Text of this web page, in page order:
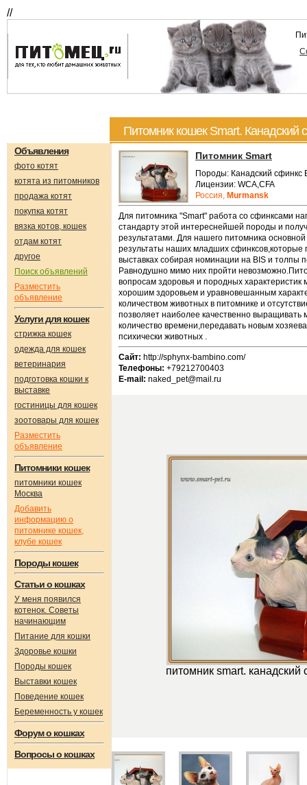
//
Питомник кошек Smart.
Объявления
фото котят
котята из питомников
продажа котят
покупка котят
вязка котов, кошек
отдам котят
другое
Поиск объявлений
Разместить
объявление
Услуги для кошек
стрижка кошек
одежда для кошек
ветеринария
подготовка кошки к
выставке
гостиницы для кошек
зоотовары для кошек
Разместить
объявление
Питомники кошек
питомники кошек
Москва
Добавить
информацию о
питомнике кошек,
клубе кошек
Породы кошек
Статьи о кошках
У меня появился
котенок. Советы
начинающим
Питание для кошки
Здоровье кошки
Породы кошек
Выставки кошек
Поведение кошек
Беременность у кошек
Форум о кошках
Вопросы о кошках
Питомник Smart
Породы: Канадский сфинкс
Лицензии: WCA,CFA
Россия, Murmansk
Для питомника "Smart" работа со сфинксами
стандарту этой интереснейшей породы и
результатами. Для нашего питомника
результаты наших младших сфинксов,которые
выставках собирая номинации на BIS и толпы
Равнодушно мимо них пройти
вопросам здоровья и породных
хорошим здоровьем и уравновешанным
количеством животных в питомнике и
позволяет наиболее качественно
количество времени,передавать новым
психически животных .
Сайт: http://sphynx-bambino.com/
Телефоны: +79212700403
E-mail: naked_pet@mail.ru
питомник smart.